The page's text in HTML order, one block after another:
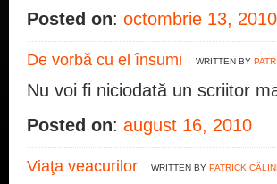
Posted on: octombrie 13, 2010
De vorbă cu el însumi WRITTEN BY
Nu voi fi niciodată un scriitor
Posted on: august 16, 2010
Viaţa veacurilor WRITTEN BY PATRICK